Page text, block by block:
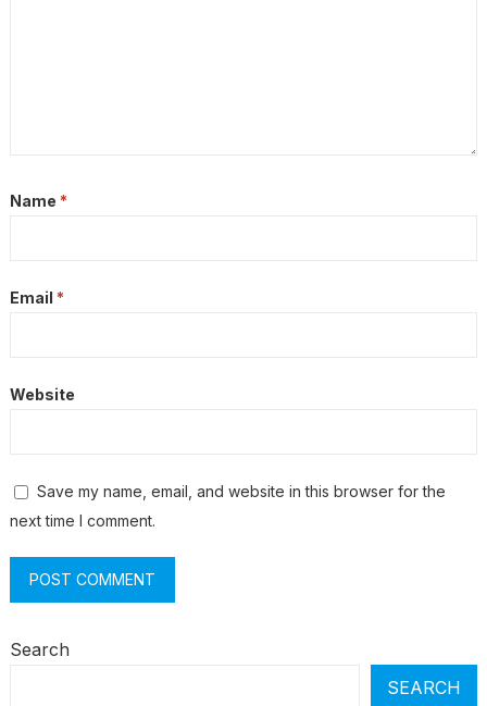
Name *
Email *
Website
Save my name, email, and website in this browser for the
next time I comment.
Search
SEARCH